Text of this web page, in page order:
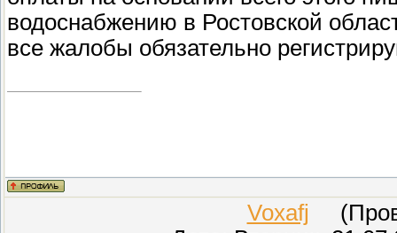
водоснабжению в Ростовской
все жалобы обязательно
Voxafj